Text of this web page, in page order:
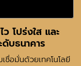
โปร่งใส และ
บธนาคาร
ชื่อมั่นด้วยเทคโนโลยี